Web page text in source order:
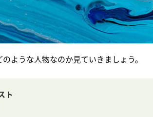
ような人物なのか見ていきましょう。
ト